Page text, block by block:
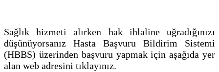
Sağlık hizmeti alırken hak ihlaline uğradığınızı
düşünüyorsanız Hasta Başvuru Bildirim Sistemi
(HBBS) üzerinden başvuru yapmak için aşağıda yer
alan web adresini tıklayınız.